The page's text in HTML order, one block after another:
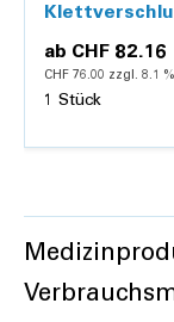
ab CHF 82.16
CHF 76.00 zzgl. 8.1
1 Stück